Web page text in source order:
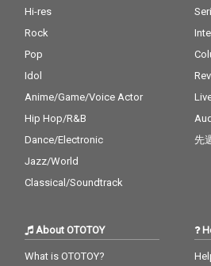
Hi-res
Rock
Pop
Idol
Anime/Game/Voice Actor
Hip Hop/R&B
Dance/Electronic
Jazz/World
Classical/Soundtrack
先
About OTOTOY
What is OTOTOY?